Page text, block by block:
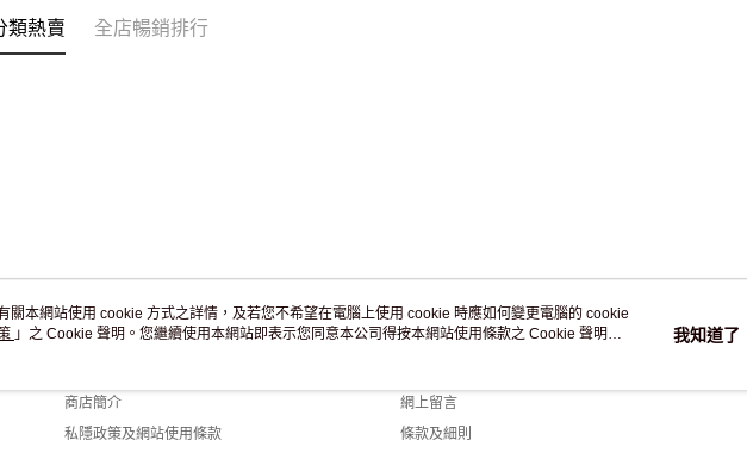
類熱賣 全店暢銷排行
關於我們
商店簡介
私隱政策及網站使用條款
客戶服務
網上留言
條款及細則
關本網站使用 cookie 方式之詳情，及若您不希望在電腦上使用 cookie 時應如何變更電腦的 cookie
」之 Cookie 聲明。您繼續使用本網站即表示您同意本公司得按本網站使用條款之 Cookie 聲明使
我知道了